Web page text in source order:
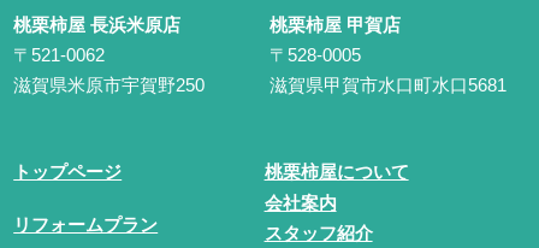
桃栗柿屋 長浜米原店
〒521-0062
滋賀県米原市宇賀野250
桃栗柿屋 甲賀店
〒528-0005
滋賀県甲賀市水口町水口5681
トップページ
リフォームプラン
桃栗柿屋について
会社案内
スタッフ紹介